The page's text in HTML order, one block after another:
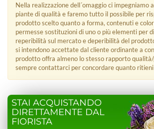
Nella realizzazione dell´omaggio ci impegniamo
piante di qualità e faremo tutto il possibile per
prodotto scelto quanto a forma, contenuti e
permesse sostituzioni di uno o più elementi per
reperibilità sul mercato e deperibilità del
si intendono accettate dal cliente ordinante a
prodotto offra almeno lo stesso rapporto
sempre contattarci per concordare quanto ritieni
STAI ACQUISTANDO
DIRETTAMENTE DAL
FIORISTA